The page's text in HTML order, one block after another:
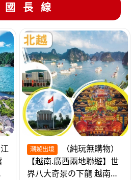
國長線
潮遊出境
【越南.廣西兩地聯遊】世
界八大奇景の下龍 越南首